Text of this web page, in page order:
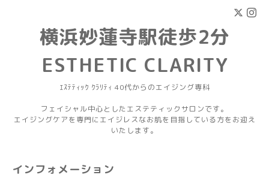
横浜妙蓮寺駅徒歩2分
ESTHETIC CLARITY
ｴｽﾃﾃｨｯｸ ｸﾗﾘﾃｨ 40代からのエイジング専科
フェイシャル中心としたエステティックサロンです。
エイジングケアを専門にエイジレスなお肌を目指している方をお迎え
いたします。
インフォメーション